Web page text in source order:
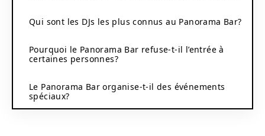
Qui sont les DJs les plus connus au Panorama Bar?
Pourquoi le Panorama Bar refuse-t-il l’entrée à
certaines personnes?
Le Panorama Bar organise-t-il des événements
spéciaux?